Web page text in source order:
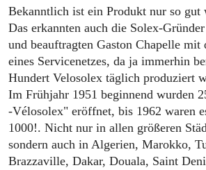
Bekanntlich ist ein Produkt nur so gut
Das erkannten auch die Solex-Gründer
und beauftragten Gaston Chapelle mit
eines Servicenetzes, da ja immerhin
Hundert Velosolex täglich produziert
Im Frühjahr 1951 beginnend wurden
-Vélosolex" eröffnet, bis 1962 waren
1000!. Nicht nur in allen größeren
sondern auch in Algerien, Marokko,
Brazzaville, Dakar, Douala, Saint